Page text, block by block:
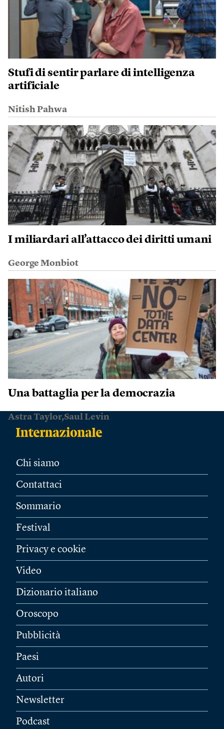
Stufi di sentir parlare di intelligenza
artificiale
Nitish Pahwa
I miliardari all’attacco dei diritti umani
George Monbiot
Una battaglia per la democrazia
Astra Taylor,Saul Levin
Chi siamo
Contattaci
Sommario
Festival
Privacy e cookie
Video
Dizionario italiano
Oroscopo
Pubblicità
Paesi
Autori
Newsletter
Podcast